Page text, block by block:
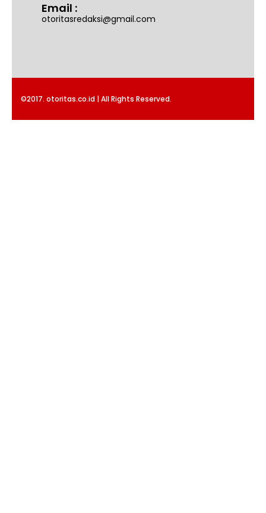
Email :
otoritasredaksi@gmail.com
©2017. otoritas.co.id | All Rights Reserved.